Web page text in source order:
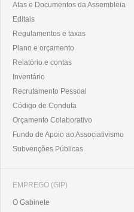
Atas e Documentos da Assembleia
Editais
Regulamentos e taxas
Plano e orçamento
Relatório e contas
Inventário
Recrutamento Pessoal
Código de Conduta
Orçamento Colaborativo
Fundo de Apoio ao Associativismo
Subvenções Públicas
EMPREGO (GIP)
O Gabinete